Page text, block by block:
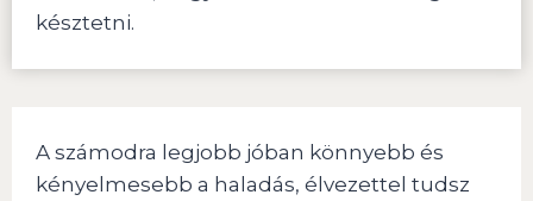
késztetni.
A számodra legjobb jóban könnyebb és
kényelmesebb a haladás, élvezettel tudsz